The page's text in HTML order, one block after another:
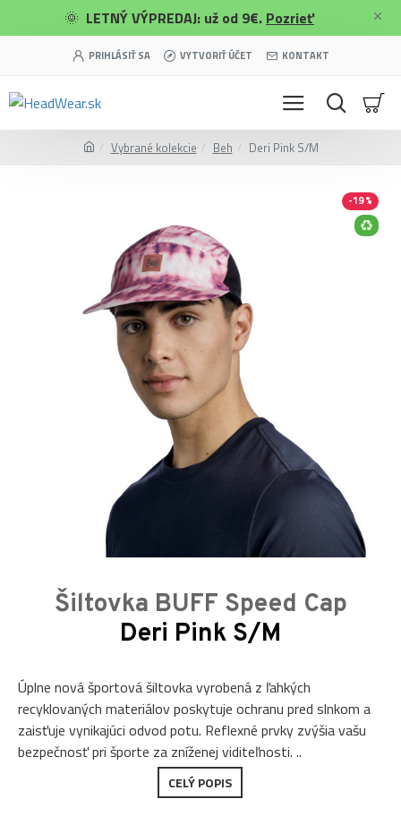
🌞 LETNÝ VÝPREDAJ: už od 9€. Pozrieť
PRIHLÁSIŤ SA VYTVORIŤ ÚČET KONTAKT
Vybrané kolekcie Beh Deri Pink S/M
-19 %
Šiltovka BUFF Speed Cap
Deri Pink S/M
Úplne nová športová šiltovka vyrobená z ľahkých
recyklovaných materiálov poskytuje ochranu pred slnkom a
zaisťuje vynikajúci odvod potu. Reflexné prvky zvýšia vašu
bezpečnosť pri športe za zníženej viditeľnosti. ..
CELÝ POPIS